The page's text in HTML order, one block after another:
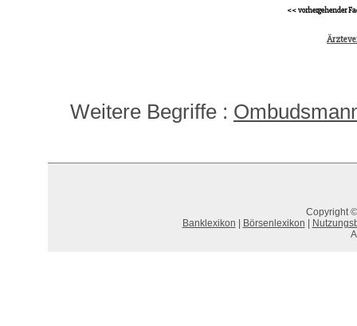
<< vorhergehender
Weitere Begriffe :
Copyright
Banklexikon
Börsenlexikon